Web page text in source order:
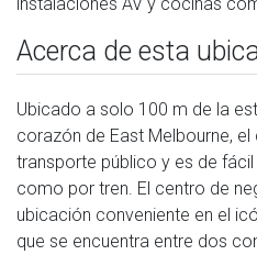
Acerca de esta
Ubicado a solo 100 m de la
corazón de East Melbourne,
transporte público y es de
como por tren. El centro de
ubicación conveniente en el
que se encuentra entre dos